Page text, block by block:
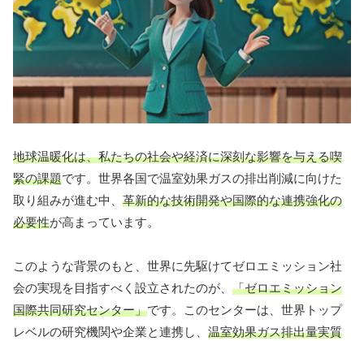
地球温暖化は、私たちの社会や経済に深刻な影響を与える喫
緊の課題です。世界各国で温室効果ガスの排出削減に向けた
取り組みが進む中、 革新的な技術開発や国際的な連携強化の
必要性が高まっています。
このような背景のもと、世界に先駆けてゼロエミッション社
会の実現を目指すべく設立されたのが、 「ゼロエミッション
国際共同研究センター」です。このセンターは、世界トップ
レベルの研究機関や企業と連携し、 温室効果ガス排出量実質